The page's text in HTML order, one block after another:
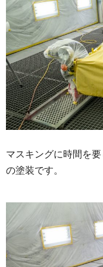
マスキングに時間を
の塗装です。